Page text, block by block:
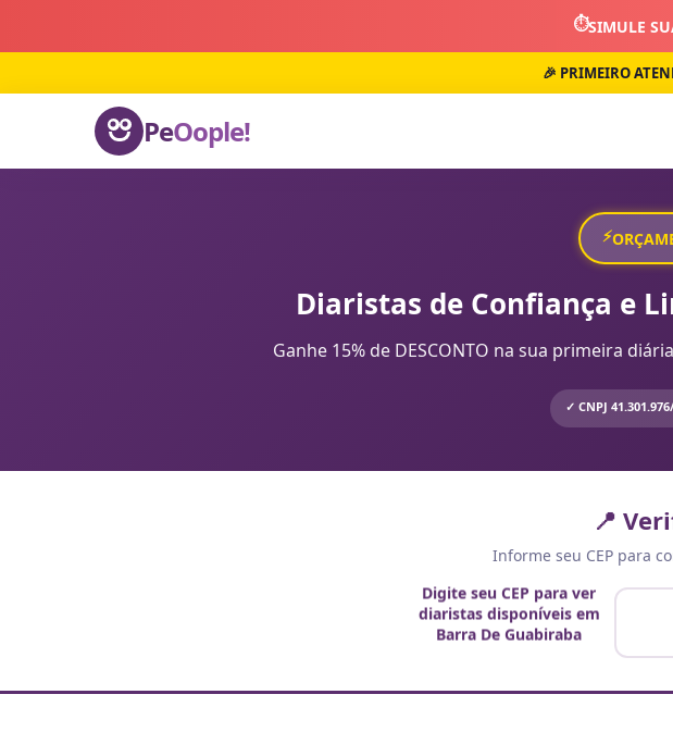
⏱️SIMULE
🎉 PRIMEIRO
PeOople!
⚡
Diaristas de Confiança e
Ganhe 15% de DESCONTO na sua primeira
✓ CNPJ
📍
Informe seu CEP para
Digite seu CEP para ver
diaristas disponíveis em
Barra De Guabiraba